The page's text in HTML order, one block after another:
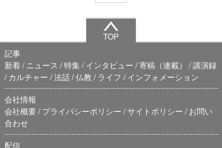
TOP
記事
新着
ニュース 特集 インタビュー 寄稿（連載）
講演録
カルチャー 法話 仏教 ライフ
インフォメーション
会社情報
会社概要 プライバシーポリシー サイトポリシー
お問い
合わせ
配信